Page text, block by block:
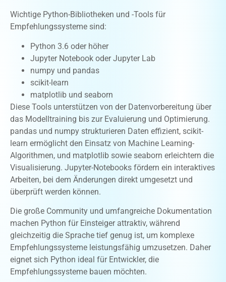
Wichtige Python-Bibliotheken und -Tools für
Empfehlungssysteme sind:
Python 3.6 oder höher
Jupyter Notebook oder Jupyter Lab
numpy und pandas
scikit-learn
matplotlib und seaborn
Diese Tools unterstützen von der Datenvorbereitung über
das Modelltraining bis zur Evaluierung und Optimierung.
pandas und numpy strukturieren Daten effizient, scikit-
learn ermöglicht den Einsatz von Machine Learning-
Algorithmen, und matplotlib sowie seaborn erleichtern die
Visualisierung. Jupyter-Notebooks fördern ein interaktives
Arbeiten, bei dem Änderungen direkt umgesetzt und
überprüft werden können.
Die große Community und umfangreiche Dokumentation
machen Python für Einsteiger attraktiv, während
gleichzeitig die Sprache tief genug ist, um komplexe
Empfehlungssysteme leistungsfähig umzusetzen. Daher
eignet sich Python ideal für Entwickler, die
Empfehlungssysteme bauen möchten.